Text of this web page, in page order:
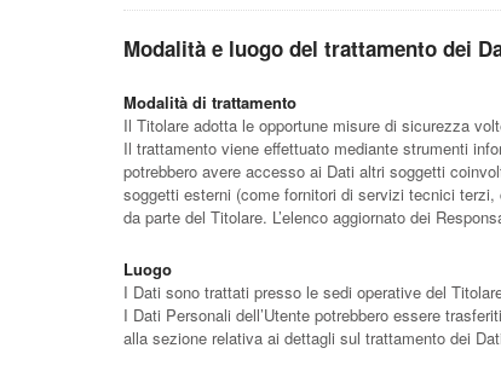
Modalità e luogo del trattamento dei
Modalità di trattamento
Il Titolare adotta le opportune misure di sicurezza
Il trattamento viene effettuato mediante strumenti
potrebbero avere accesso ai Dati altri soggetti
soggetti esterni (come fornitori di servizi tecnici
da parte del Titolare. L’elenco aggiornato dei
Luogo
I Dati sono trattati presso le sedi operative del
I Dati Personali dell’Utente potrebbero essere
alla sezione relativa ai dettagli sul trattamento dei